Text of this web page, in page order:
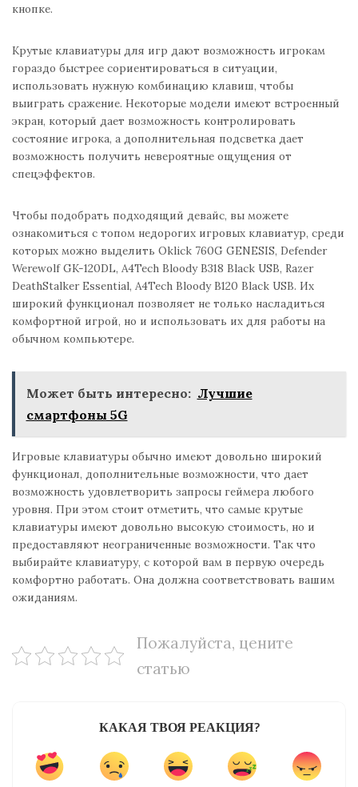
кнопке.
Крутые клавиатуры для игр дают возможность игрокам
гораздо быстрее сориентироваться в ситуации,
использовать нужную комбинацию клавиш, чтобы
выиграть сражение. Некоторые модели имеют встроенный
экран, который дает возможность контролировать
состояние игрока, а дополнительная подсветка дает
возможность получить невероятные ощущения от
спецэффектов.
Чтобы подобрать подходящий девайс, вы можете
ознакомиться с топом недорогих игровых клавиатур, среди
которых можно выделить Oklick 760G GENESIS, Defender
Werewolf GK-120DL, A4Tech Bloody B318 Black USB, Razer
DeathStalker Essential, A4Tech Bloody B120 Black USB. Их
широкий функционал позволяет не только насладиться
комфортной игрой, но и использовать их для работы на
обычном компьютере.
Может быть интересно: Лучшие
смартфоны 5G
Игровые клавиатуры обычно имеют довольно широкий
функционал, дополнительные возможности, что дает
возможность удовлетворить запросы геймера любого
уровня. При этом стоит отметить, что самые крутые
клавиатуры имеют довольно высокую стоимость, но и
предоставляют неограниченные возможности. Так что
выбирайте клавиатуру, с которой вам в первую очередь
комфортно работать. Она должна соответствовать вашим
ожиданиям.
Пожалуйста, цените
статью
КАКАЯ ТВОЯ РЕАКЦИЯ?